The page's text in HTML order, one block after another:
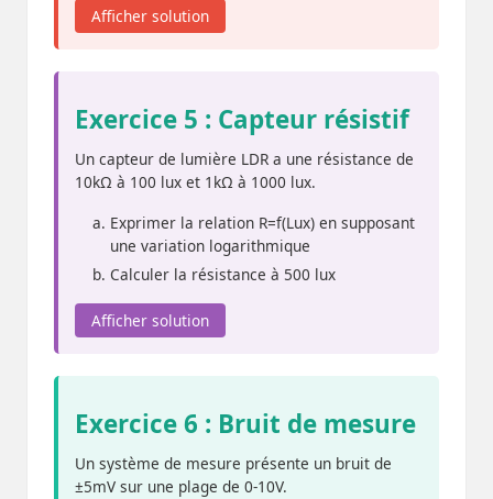
Afficher solution
Exercice 5 : Capteur résistif
Un capteur de lumière LDR a une résistance de
10kΩ à 100 lux et 1kΩ à 1000 lux.
Exprimer la relation R=f(Lux) en supposant
une variation logarithmique
Calculer la résistance à 500 lux
Afficher solution
Exercice 6 : Bruit de mesure
Un système de mesure présente un bruit de
±5mV sur une plage de 0-10V.